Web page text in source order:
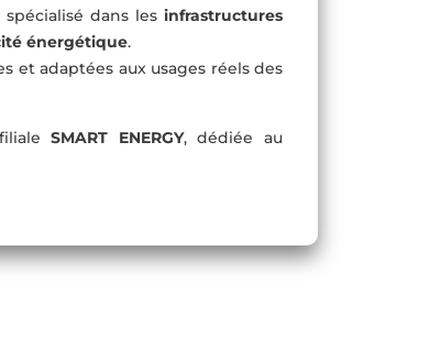
dans les infrastructures
énergétique.
et adaptées aux usages réels des
filialeSMART ENERGY, dédiée au